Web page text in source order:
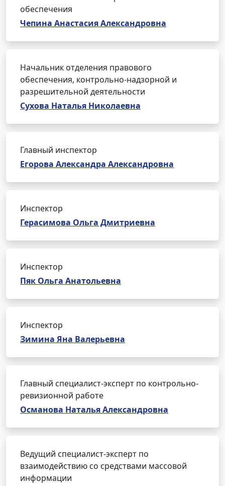
обеспечения
Чепина Анастасия Александровна
Начальник отделения правового
обеспечения, контрольно-надзорной и
разрешительной деятельности
Сухова Наталья Николаевна
Главный инспектор
Егорова Александра Александровна
Инспектор
Герасимова Ольга Дмитриевна
Инспектор
Пяк Ольга Анатольевна
Инспектор
Зимина Яна Валерьевна
Главный специалист-эксперт по контрольно-
ревизионной работе
Османова Наталья Александровна
Ведущий специалист-эксперт по
взаимодействию со средствами массовой
информации